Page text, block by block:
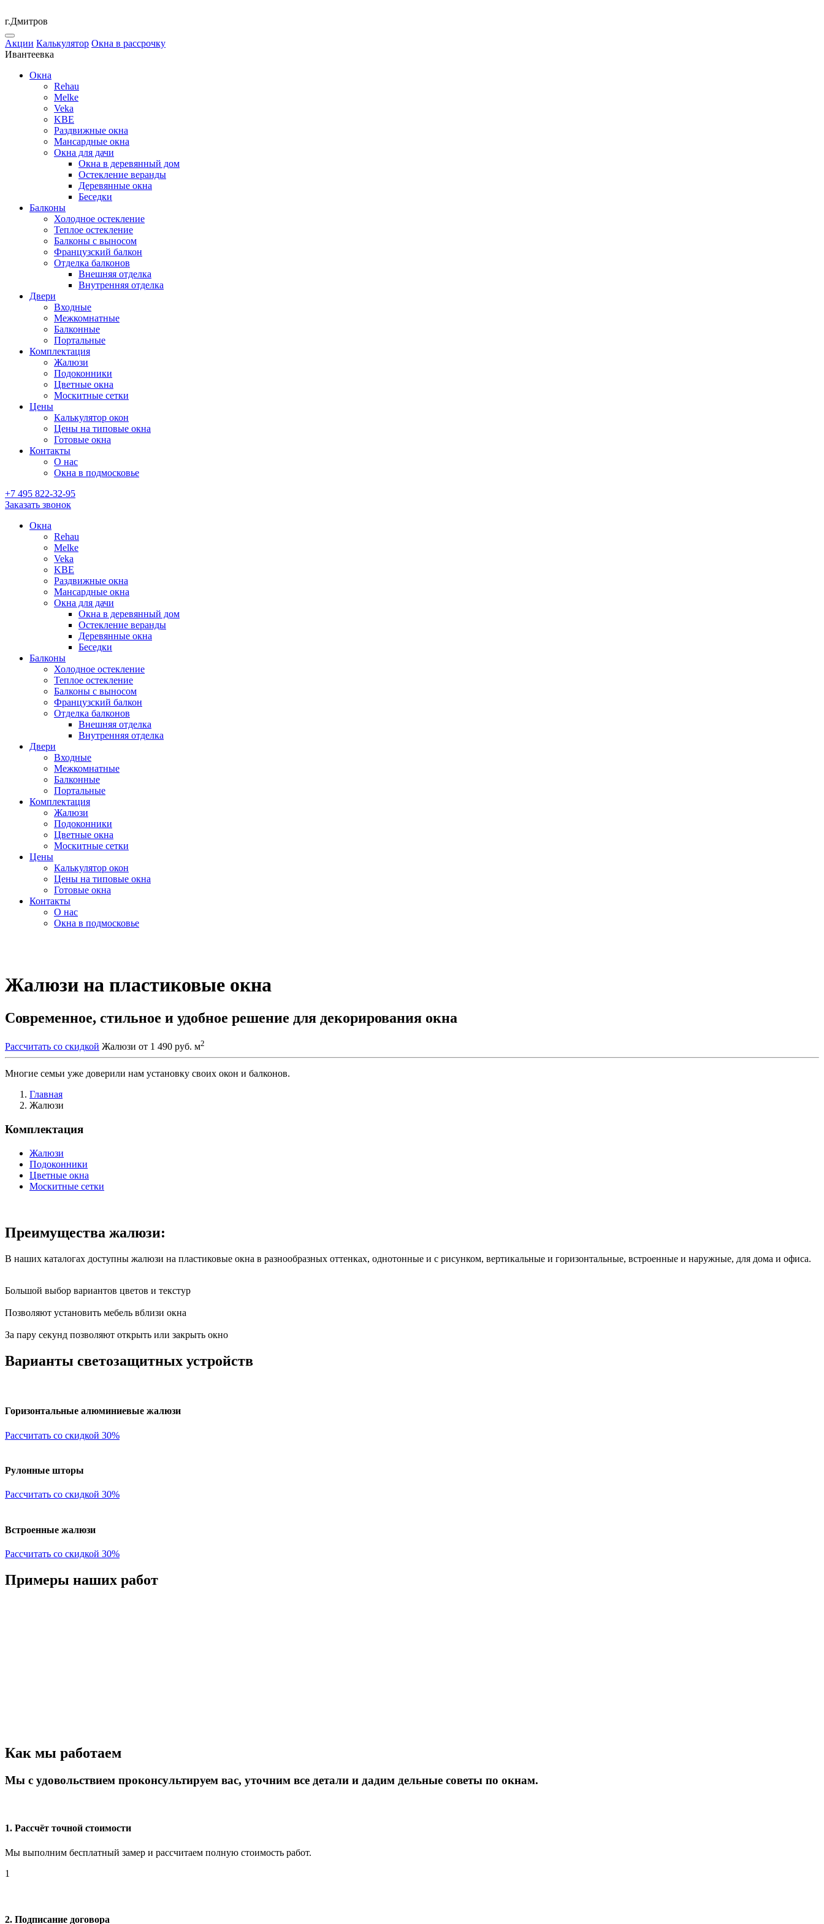
г.Дмитров
Акции Калькулятор Окна в рассрочку
Ивантеевка
Окна
Rehau
Melke
Veka
KBE
Раздвижные окна
Мансардные окна
Окна для дачи
Окна в деревянный дом
Остекление веранды
Деревянные окна
Беседки
Балконы
Холодное остекление
Теплое остекление
Балконы с выносом
Французский балкон
Отделка балконов
Внешняя отделка
Внутренняя отделка
Двери
Входные
Межкомнатные
Балконные
Портальные
Комплектация
Жалюзи
Подоконники
Цветные окна
Москитные сетки
Цены
Калькулятор окон
Цены на типовые окна
Готовые окна
Контакты
О нас
Окна в подмосковье
+7 495 822-32-95
Заказать звонок
Окна
Rehau
Melke
Veka
KBE
Раздвижные окна
Мансардные окна
Окна для дачи
Окна в деревянный дом
Остекление веранды
Деревянные окна
Беседки
Балконы
Холодное остекление
Теплое остекление
Балконы с выносом
Французский балкон
Отделка балконов
Внешняя отделка
Внутренняя отделка
Двери
Входные
Межкомнатные
Балконные
Портальные
Комплектация
Жалюзи
Подоконники
Цветные окна
Москитные сетки
Цены
Калькулятор окон
Цены на типовые окна
Готовые окна
Контакты
О нас
Окна в подмосковье
Жалюзи на пластиковые окна
Современное, стильное и удобное решение для декорирования окна
Рассчитать со скидкой Жалюзи от 1 490 руб. м2
Многие семьи уже доверили нам установку своих окон и балконов.
Главная
Жалюзи
Комплектация
Жалюзи
Подоконники
Цветные окна
Москитные сетки
Преимущества жалюзи:
В наших каталогах доступны жалюзи на пластиковые окна в разнообразных оттенках, однотонные и с рисунком, вертикальные и горизонтальные, встроенные и наружные, для дома и офиса.
Большой выбор вариантов цветов и текстур
Позволяют установить мебель вблизи окна
За пару секунд позволяют открыть или закрыть окно
Варианты светозащитных устройств
Горизонтальные алюминиевые жалюзи
Рассчитать со скидкой 30%
Рулонные шторы
Рассчитать со скидкой 30%
Встроенные жалюзи
Рассчитать со скидкой 30%
Примеры наших работ
Как мы работаем
Мы с удовольствием проконсультируем вас, уточним все детали и дадим дельные советы по окнам.
1. Рассчёт точной стоимости
Мы выполним бесплатный замер и рассчитаем полную стоимость работ.
1
2. Подписание договора